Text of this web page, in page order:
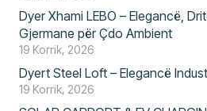
Dyer Xhami LEBO – Elegancë,
Gjermane për Çdo Ambient
19 Korrik, 2026
Dyert Steel Loft – Elegancë
19 Korrik, 2026